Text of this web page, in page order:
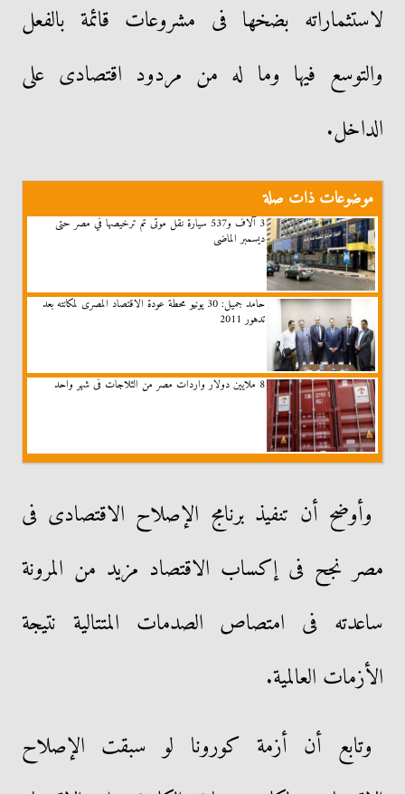
لاستثماراته بضخها فى مشروعات قائمة بالفعل
والتوسع فيها وما له من مردود اقتصادى على
الداخل.
موضوعات ذات صلة
3 آلاف و537 سيارة نقل موتى تم ترخيصها في مصر حتى
ديسمبر الماضى
حامد جميل: 30 يونيو محطة عودة الاقتصاد المصرى لمكانته بعد
تدهور 2011
8 ملايين دولار واردات مصر من الثلاجات فى شهر واحد
وأوضح أن تنفيذ برنامج الإصلاح الاقتصادى فى
مصر نجح فى إكساب الاقتصاد مزيد من المرونة
ساعدته فى امتصاص الصدمات المتتالية نتيجة
الأزمات العالمية.
وتابع أن أزمة كورونا لو سبقت الإصلاح